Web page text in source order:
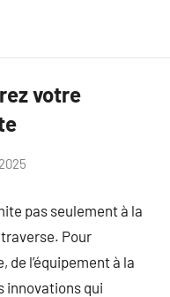
votre
pas seulement à la
traverse. Pour
l’équipement à la
innovations qui